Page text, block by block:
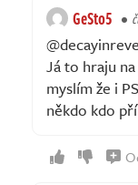
GeSto5
Já to hraju
myslím že i
někdo kdo